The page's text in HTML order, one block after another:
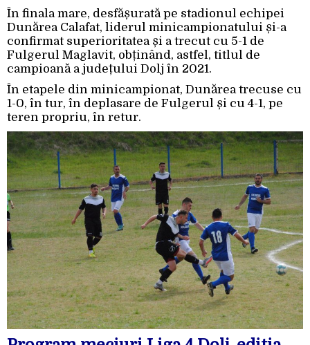
În finala mare, desfășurată pe stadionul echipei
Dunărea Calafat, liderul minicampionatului și-a
confirmat superioritatea și a trecut cu 5-1 de
Fulgerul Maglavit, obținând, astfel, titlul de
campioană a județului Dolj în 2021.
În etapele din minicampionat, Dunărea trecuse cu
1-0, în tur, în deplasare de Fulgerul și cu 4-1, pe
teren propriu, în retur.